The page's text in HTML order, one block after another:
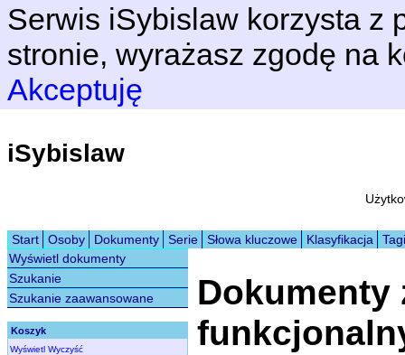
Serwis iSybislaw korzysta z
stronie, wyrażasz zgodę na
Akceptuję
iSybislaw
Start Osoby Dokumenty Serie Słowa kluczowe Klasyfikacja
Tagi
Wyświetl dokumenty
Szukanie
Szukanie zaawansowane
Koszyk
Wyświetl Wyczyść
Dokumenty